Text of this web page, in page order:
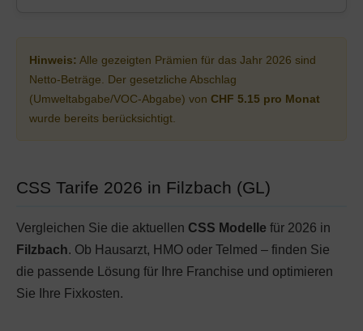
Hinweis: Alle gezeigten Prämien für das Jahr 2026 sind
Netto-Beträge. Der gesetzliche Abschlag
(Umweltabgabe/VOC-Abgabe) von CHF 5.15 pro Monat
wurde bereits berücksichtigt.
CSS Tarife 2026 in Filzbach (GL)
Vergleichen Sie die aktuellen CSS Modelle für 2026 in
Filzbach. Ob Hausarzt, HMO oder Telmed – finden Sie
die passende Lösung für Ihre Franchise und optimieren
Sie Ihre Fixkosten.